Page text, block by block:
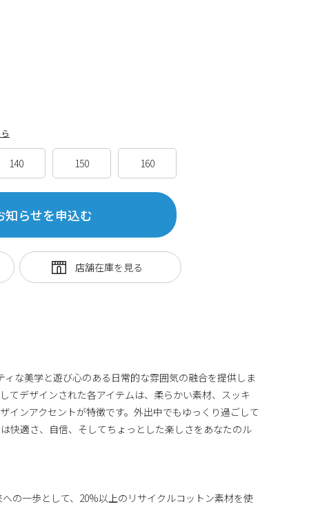
140 150 160
知らせを申込む
な美学と遊び心のある日常的な雰囲気の融合を提供しま
てデザインされた各アイテムは、柔らかい素材、スッキ
インアクセントが特徴です。外出中でもゆっくり過ごして
快適さ、自信、そしてちょっとした楽しさをあなたのル
の一歩として、20%以上のリサイクルコットン素材を使